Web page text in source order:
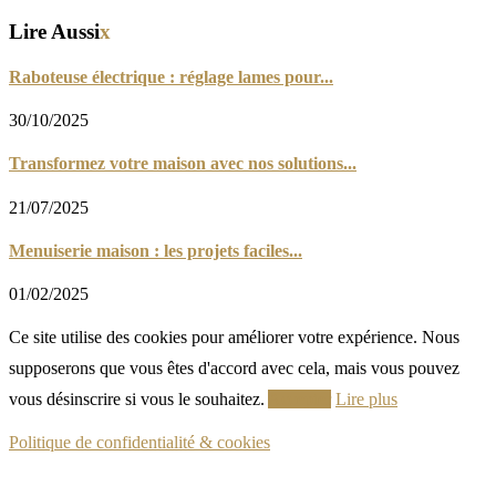
Lire Aussix
Raboteuse électrique : réglage lames pour...
30/10/2025
Transformez votre maison avec nos solutions...
21/07/2025
Menuiserie maison : les projets faciles...
01/02/2025
Ce site utilise des cookies pour améliorer votre expérience. Nous
supposerons que vous êtes d'accord avec cela, mais vous pouvez
vous désinscrire si vous le souhaitez.
Lire plus
Politique de confidentialité & cookies